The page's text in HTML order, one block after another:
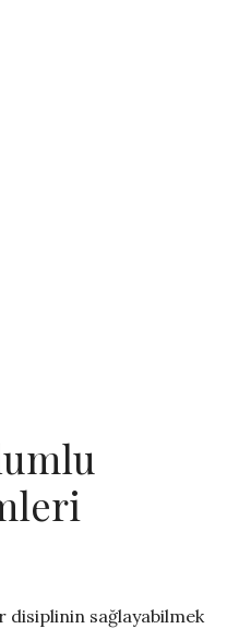
disiplinin sağlayabilmek